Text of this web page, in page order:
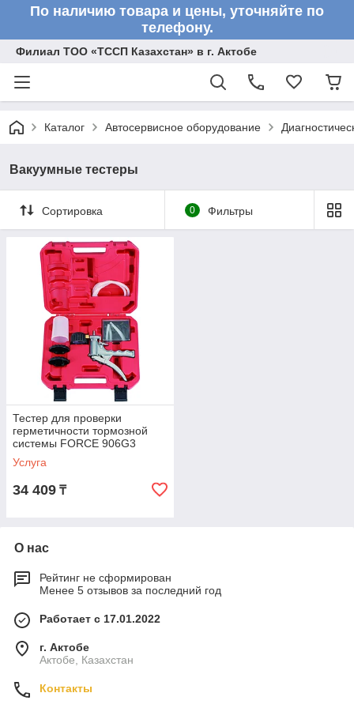
По наличию товара и цены, уточняйте по
телефону.
Филиал ТОО «ТССП Казахстан» в г. Актобе
Каталог Автосервисное оборудование
Вакуумные тестеры
Сортировка 0 Фильтры
Тестер для проверки
герметичности тормозной
системы FORCE 906G3
Услуга
34 409 ₸
О нас
Рейтинг не сформирован
Менее 5 отзывов за последний год
Работает с 17.01.2022
г. Актобе
Актобе, Казахстан
Контакты